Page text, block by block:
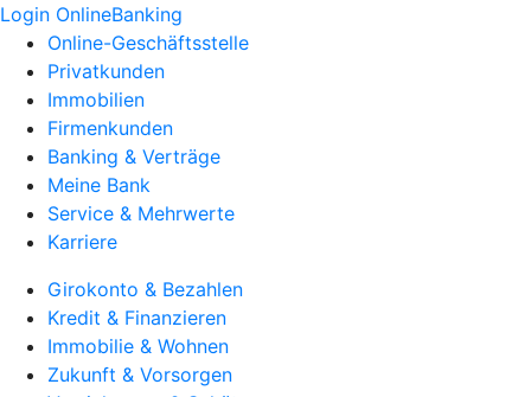
Login OnlineBanking
Online-Geschäftsstelle
Privatkunden
Immobilien
Firmenkunden
Banking & Verträge
Meine Bank
Service & Mehrwerte
Karriere
Girokonto & Bezahlen
Kredit & Finanzieren
Immobilie & Wohnen
Zukunft & Vorsorgen